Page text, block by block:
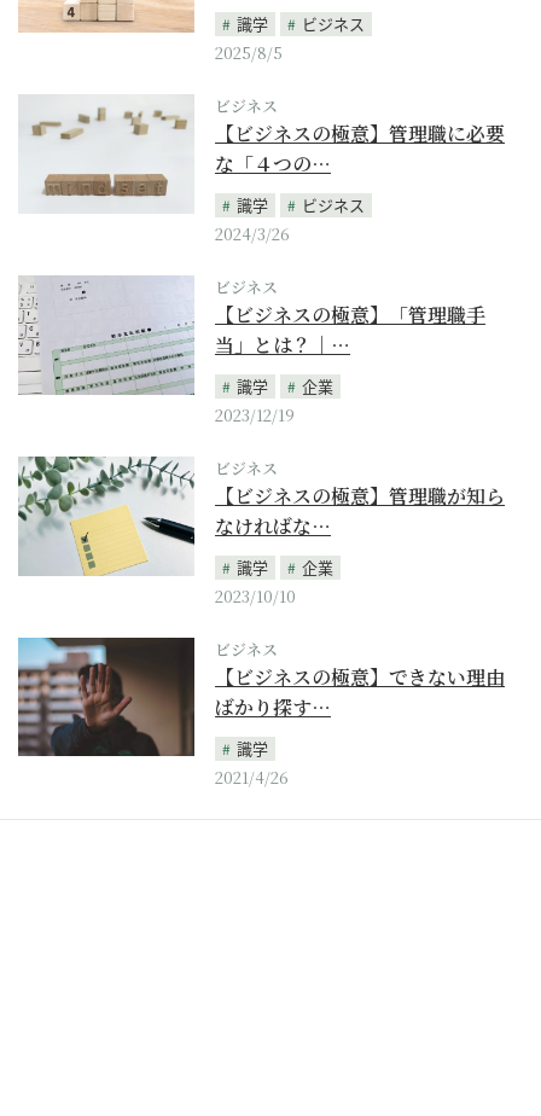
識学
ビジネス
2025/8/5
ビジネス
【ビジネスの極意】管理職に必要
な「４つの…
識学
ビジネス
2024/3/26
ビジネス
【ビジネスの極意】「管理職手
当」とは？｜…
識学
企業
2023/12/19
ビジネス
【ビジネスの極意】管理職が知ら
なければな…
識学
企業
2023/10/10
ビジネス
【ビジネスの極意】できない理由
ばかり探す…
識学
2021/4/26